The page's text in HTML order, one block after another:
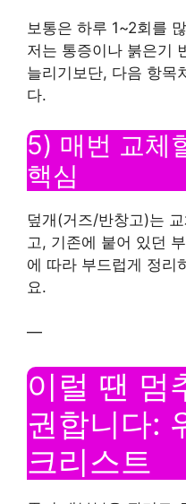
보통은 하루 1~2회를
저는 통증이나 붉은기
늘리기보단, 다음 항목
다.
5) 매번 교체
핵심
덮개(거즈/반창고)는
고, 기존에 붙어 있던
에 따라 부드럽게 정리
요.
—
이럴 땐 멈
권합니다:
크리스트